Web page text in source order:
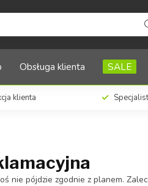
Obsługa klienta SALE
klienta
nie pójdzie zgodnie z planem.